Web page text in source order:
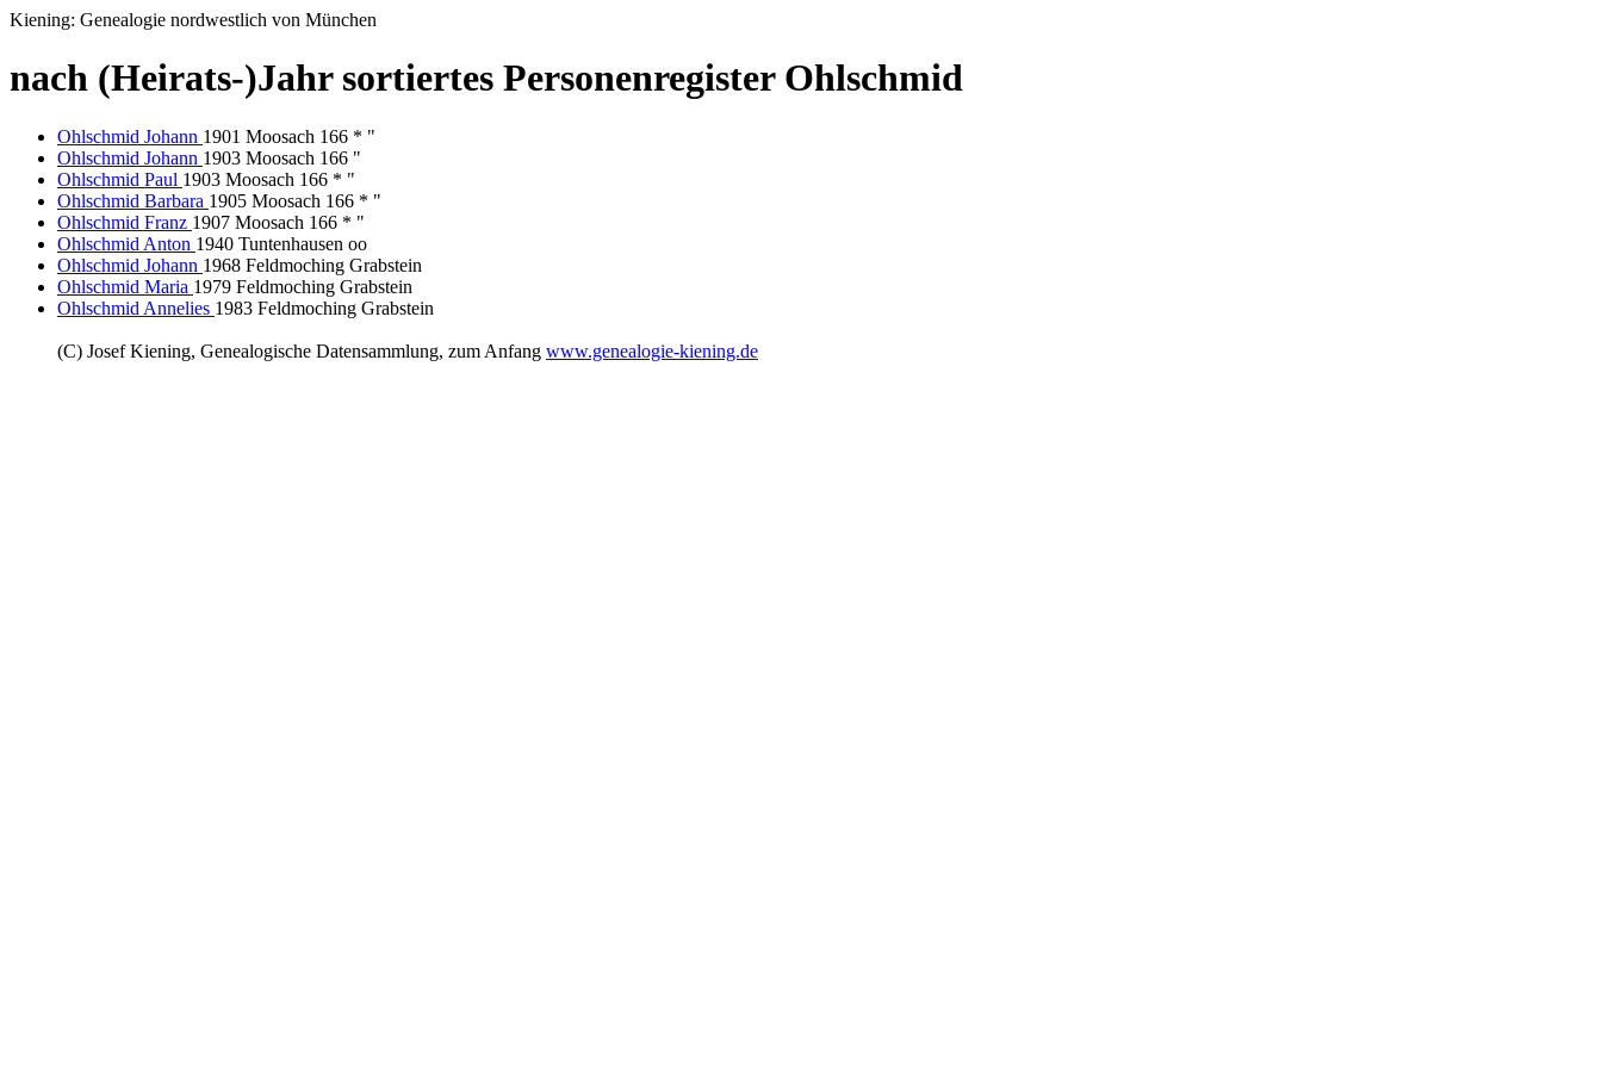
Kiening: Genealogie nordwestlich von München
nach (Heirats-)Jahr sortiertes Personenregister Ohlschmid
Ohlschmid Johann 1901 Moosach 166 * "
Ohlschmid Johann 1903 Moosach 166 "
Ohlschmid Paul 1903 Moosach 166 * "
Ohlschmid Barbara 1905 Moosach 166 * "
Ohlschmid Franz 1907 Moosach 166 * "
Ohlschmid Anton 1940 Tuntenhausen oo
Ohlschmid Johann 1968 Feldmoching Grabstein
Ohlschmid Maria 1979 Feldmoching Grabstein
Ohlschmid Annelies 1983 Feldmoching Grabstein
(C) Josef Kiening, Genealogische Datensammlung, zum Anfang www.genealogie-kiening.de